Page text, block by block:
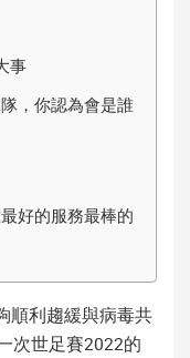
事
，你認為會是誰
好的服務最棒的
順利趨緩與病毒共
次世足賽2022的